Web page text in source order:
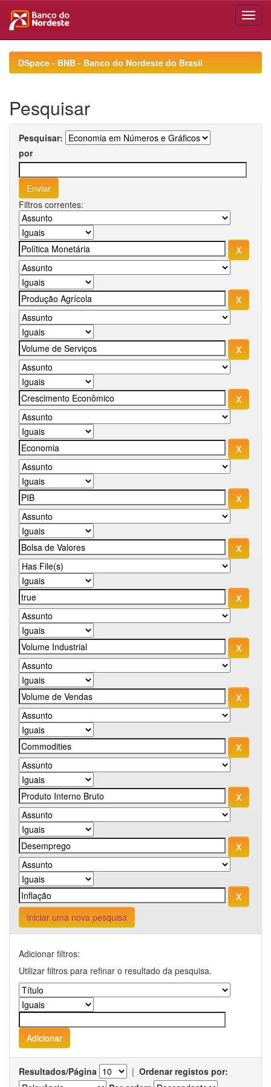
navigationDSpace - BNB - Banco do Nordeste do Brasil
Pesquisar
Pesquisar:
por
Filtros correntes:
Iniciar uma nova pesquisa
Adicionar filtros:
Utilizar filtros para refinar o resultado da pesquisa.
Resultados/Página | Ordenar registos por: